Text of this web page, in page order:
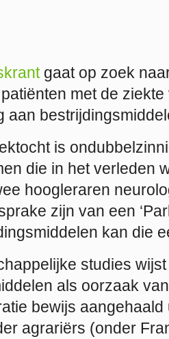
gaat op zoek
met de
aan
is
die in het verleden
hoogleraren
zijn van een
kan die
studies
als oorzaak
bewijs
agrariërs (onder